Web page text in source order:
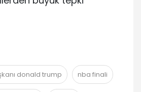
donald trump nba finali